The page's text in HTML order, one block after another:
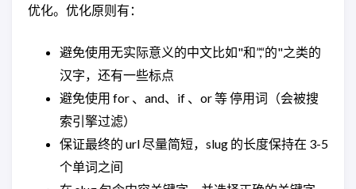
优化。优化原则有：
避免使用无实际意义的中文比如"和”,“的"之类的
汉字，还有一些标点
避免使用 for 、and、if 、or 等 停用词（会被搜
索引擎过滤）
保证最终的 url 尽量简短，slug 的长度保持在 3-5
个单词之间